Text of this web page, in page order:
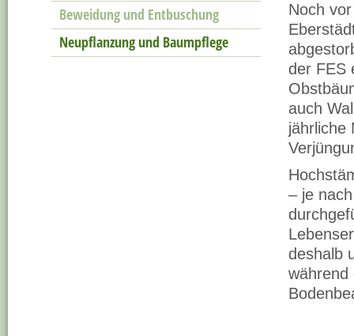
Beweidung und Entbuschung
Neupflanzung und Baumpflege
Noch
der FES
auch
jährliche
– je
deshalb
während